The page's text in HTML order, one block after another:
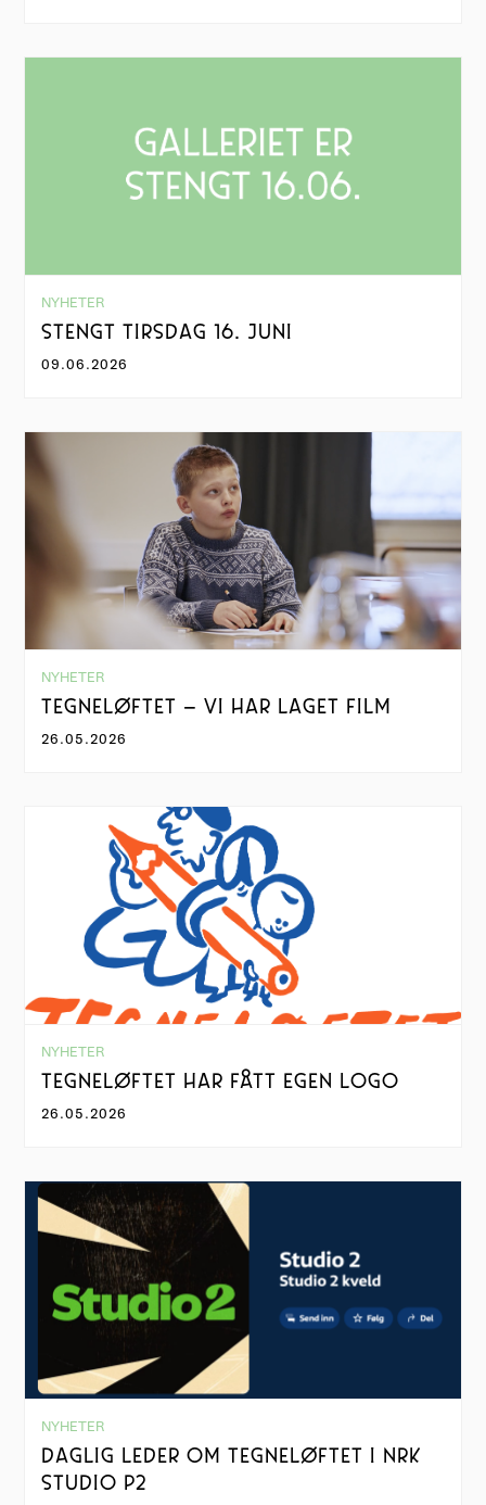
NYHETER
STENGT TIRSDAG 16. JUNI
09.06.2026
NYHETER
TEGNELØFTET – VI HAR LAGET FILM
26.05.2026
NYHETER
TEGNELØFTET HAR FÅTT EGEN LOGO
26.05.2026
NYHETER
DAGLIG LEDER OM TEGNELØFTET I NRK
STUDIO P2